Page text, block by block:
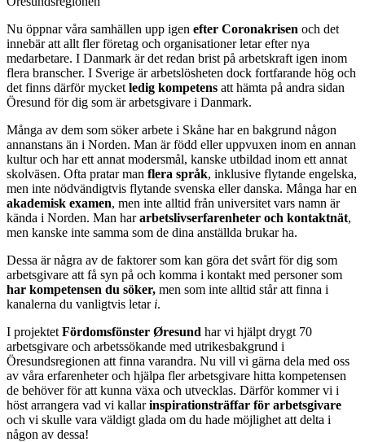
Nu öppnar våra samhällen upp igen efter Coronakrisen och det
innebär att allt fler företag och organisationer letar efter nya
medarbetare. I Danmark är det redan brist på arbetskraft igen inom
flera branscher. I Sverige är arbetslösheten dock fortfarande hög och
det finns därför mycket ledig kompetens att hämta på andra sidan
Öresund för dig som är arbetsgivare i Danmark.
Många av dem som söker arbete i Skåne har en bakgrund någon
annanstans än i Norden. Man är född eller uppvuxen inom en annan
kultur och har ett annat modersmål, kanske utbildad inom ett annat
skolväsen. Ofta pratar man flera språk, inklusive flytande engelska,
men inte nödvändigtvis flytande svenska eller danska. Många har en
akademisk examen, men inte alltid från universitet vars namn är
kända i Norden. Man hararbetslivserfarenheter och kontaktnät,
men kanske inte samma som de dina anställda brukar ha.
Dessa är några av de faktorer som kan göra det svårt för dig som
arbetsgivare att få syn på och komma i kontakt med personer som
har kompetensen du söker, men som inte alltid står att finna i
kanalerna du vanligtvis letar i.
I projektet Fördomsfönster Øresund har vi hjälpt drygt 70
arbetsgivare och arbetssökande med utrikesbakgrund i
Öresundsregionen att finna varandra. Nu vill vi gärna dela med oss
av våra erfarenheter och hjälpa fler arbetsgivare hitta kompetensen
de behöver för att kunna växa och utvecklas. Därför kommer vi i
höst arrangera vad vi kallarinspirationsträffar för arbetsgivare
och vi skulle vara väldigt glada om du hade möjlighet att delta i
någon av dessa!